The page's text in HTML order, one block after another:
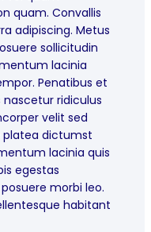
quam. Convallis
adipiscing. Metus
sollicitudin
lacinia
Penatibus et
ridiculus
velit sed
platea dictumst
lacinia quis
egestas
morbi leo.
habitant